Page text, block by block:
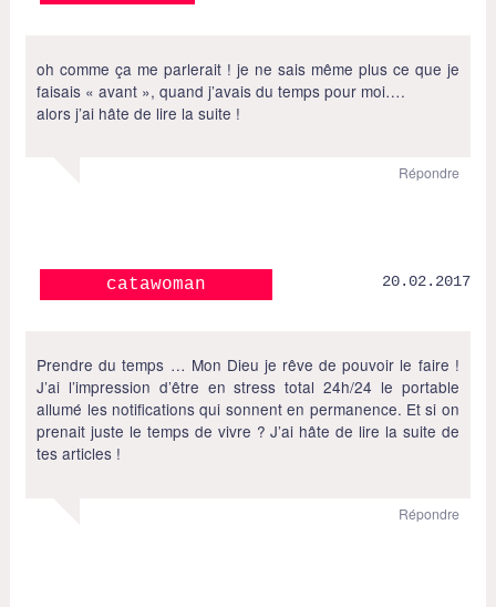
oh comme ça me parlerait ! je ne sais même plus ce que je
faisais « avant », quand j’avais du temps pour moi….
alors j’ai hâte de lire la suite !
Répondre
catawoman 20.02.2017
Prendre du temps … Mon Dieu je rêve de pouvoir le faire !
J’ai l’impression d’être en stress total 24h/24 le portable
allumé les notifications qui sonnent en permanence. Et si on
prenait juste le temps de vivre ? J’ai hâte de lire la suite de
tes articles !
Répondre